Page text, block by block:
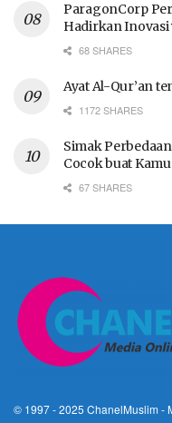
ParagonCorp
Hadirkan Inovasi
68 SHARES
Ayat Al-Qur’an
1172 SHARES
Simak
Cocok buat Kamu
67 SHARES
© 1997 - 2025 ChanelMuslim -